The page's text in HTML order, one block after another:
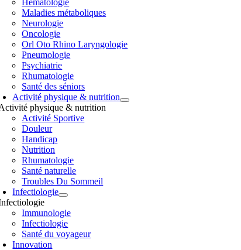
Hématologie
Maladies métaboliques
Neurologie
Oncologie
Orl Oto Rhino Laryngologie
Pneumologie
Psychiatrie
Rhumatologie
Santé des séniors
Activité physique & nutrition
physique & nutrition
Activité Sportive
Douleur
Handicap
Nutrition
Rhumatologie
Santé naturelle
Troubles Du Sommeil
Infectiologie
Immunologie
Infectiologie
Santé du voyageur
Innovation